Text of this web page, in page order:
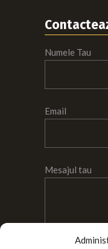
Numele Tau
Email
Mesajul tau